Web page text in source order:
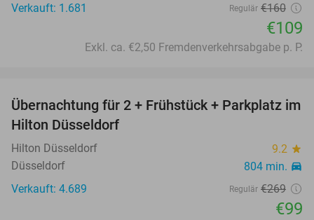
Verkauft: 1.681 Regulär €160
€109
Exkl. ca. €2,50 Fremdenverkehrsabgabe p. P.
63%
Übernachtung für 2 + Frühstück + Parkplatz im
Hilton Düsseldorf
Hilton Düsseldorf 9.2 star
Düsseldorf 804 min. directions_car
Verkauft: 4.689 Regulär €269
€99